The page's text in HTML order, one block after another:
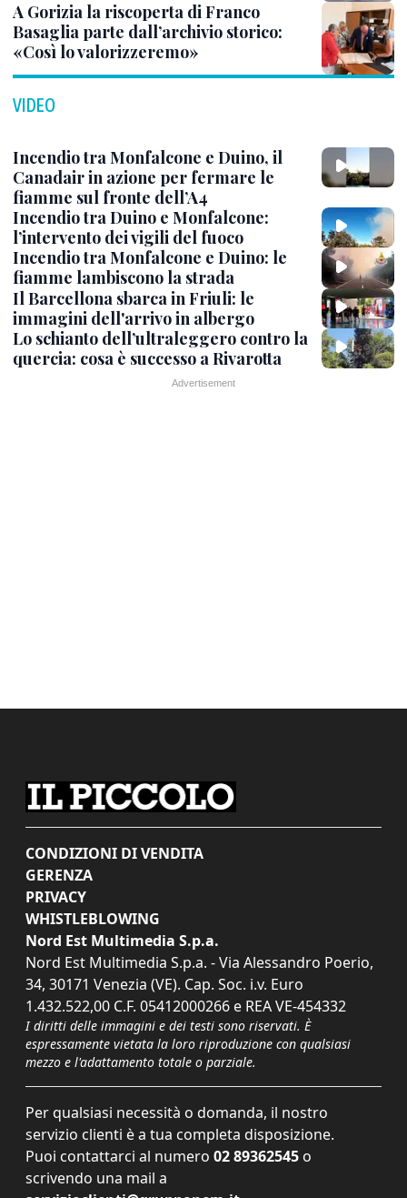
A Gorizia la riscoperta di Franco
Basaglia parte dall’archivio storico:
«Così lo valorizzeremo»
VIDEO
Incendio tra Monfalcone e Duino, il
Canadair in azione per fermare le
fiamme sul fronte dell’A4
Incendio tra Duino e Monfalcone:
l’intervento dei vigili del fuoco
Incendio tra Monfalcone e Duino: le
fiamme lambiscono la strada
Il Barcellona sbarca in Friuli: le
immagini dell'arrivo in albergo
Lo schianto dell’ultraleggero contro la
quercia: cosa è successo a Rivarotta
CONDIZIONI DI VENDITA
GERENZA
PRIVACY
WHISTLEBLOWING
Nord Est Multimedia S.p.a.
Nord Est Multimedia S.p.a. - Via Alessandro Poerio,
34, 30171 Venezia (VE). Cap. Soc. i.v. Euro
1.432.522,00 C.F. 05412000266 e REA VE-454332
I diritti delle immagini e dei testi sono riservati. È
espressamente vietata la loro riproduzione con qualsiasi
mezzo e l'adattamento totale o parziale.
Per qualsiasi necessità o domanda, il nostro
servizio clienti è a tua completa disposizione.
Puoi contattarci al numero 02 89362545 o
scrivendo una mail a